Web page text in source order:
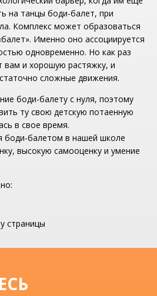
на танцы боди-балет, при
Комплекс может образоваться
Именно оно ассоциируется
одновременно. Но как раз
вам и хорошую растяжку, и
сложные движения.
боди-балету с нуля, поэтому
ту свою детскую потаенную
в свое время.
боди-балетом в нашей школе
высокую самооценку и умение
страницы